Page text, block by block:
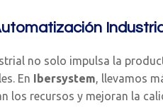
no solo impulsa la
En Ibersystem, llevamos
los recursos y mejoran la